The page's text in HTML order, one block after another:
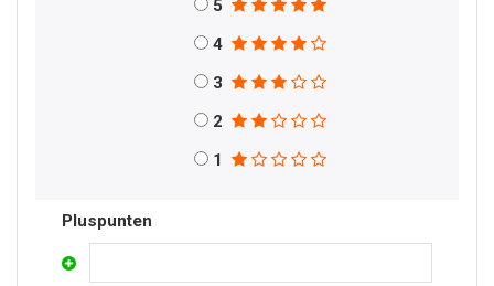
5
4
3
2
1
Pluspunten